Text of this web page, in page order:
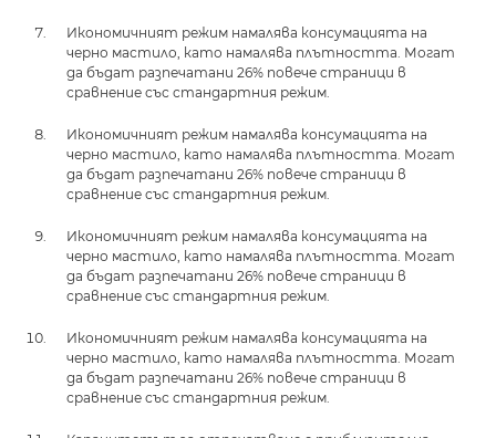
Икономичният режим намалява консумацията на
черно мастило, като намалява плътността. Могат
да бъдат разпечатани 26% повече страници в
сравнение със стандартния режим.
Икономичният режим намалява консумацията на
черно мастило, като намалява плътността. Могат
да бъдат разпечатани 26% повече страници в
сравнение със стандартния режим.
Икономичният режим намалява консумацията на
черно мастило, като намалява плътността. Могат
да бъдат разпечатани 26% повече страници в
сравнение със стандартния режим.
Икономичният режим намалява консумацията на
черно мастило, като намалява плътността. Могат
да бъдат разпечатани 26% повече страници в
сравнение със стандартния режим.